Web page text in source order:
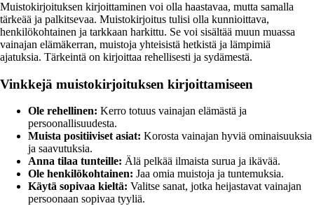
Muistokirjoituksen kirjoittaminen voi olla haastavaa, mutta samalla
tärkeää ja palkitsevaa. Muistokirjoitus tulisi olla kunnioittava,
henkilökohtainen ja tarkkaan harkittu. Se voi sisältää muun muassa
vainajan elämäkerran, muistoja yhteisistä hetkistä ja lämpimiä
ajatuksia. Tärkeintä on kirjoittaa rehellisesti ja sydämestä.
Vinkkejä muistokirjoituksen kirjoittamiseen
Ole rehellinen: Kerro totuus vainajan elämästä ja
persoonallisuudesta.
Muista positiiviset asiat: Korosta vainajan hyviä ominaisuuksia
ja saavutuksia.
Anna tilaa tunteille: Älä pelkää ilmaista surua ja ikävää.
Ole henkilökohtainen: Jaa omia muistoja ja tuntemuksia.
Käytä sopivaa kieltä: Valitse sanat, jotka heijastavat vainajan
persoonaan sopivaa tyyliä.